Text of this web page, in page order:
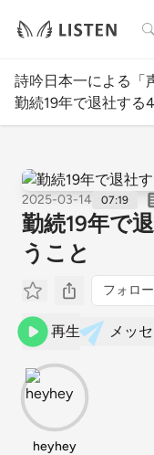
検索
詩吟日本一による「
勤続19年で退社する
2025-03-14 07:19
勤続19年で
うこと
フォロ
再生 メッ
heyhey